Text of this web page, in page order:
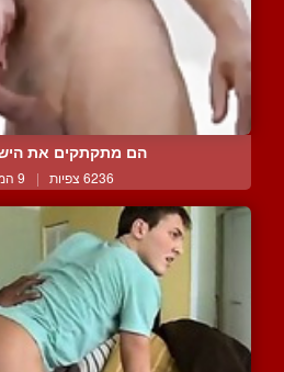
הם מתקתקים את
6236 צפיות | 9 המלצות